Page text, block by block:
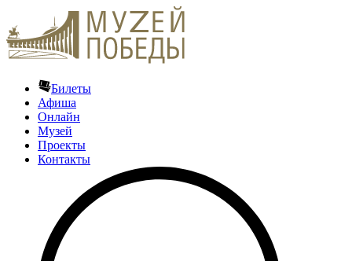
Билеты
Афиша
Онлайн
Музей
Проекты
Контакты